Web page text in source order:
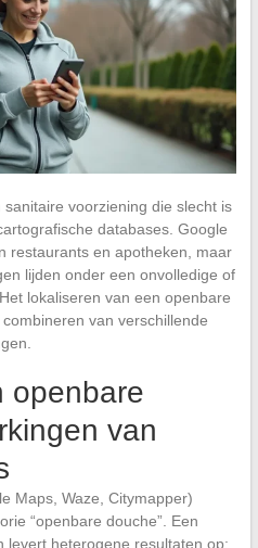
voorziening die slecht is
databases. Google
restaurants en apotheken, maar
lijden onder een onvolledige of
lokaliseren van een openbare
van verschillende
openbare
van
Maps, Waze, Citymapper)
“openbare douche”. Een
levert heterogene resultaten op: